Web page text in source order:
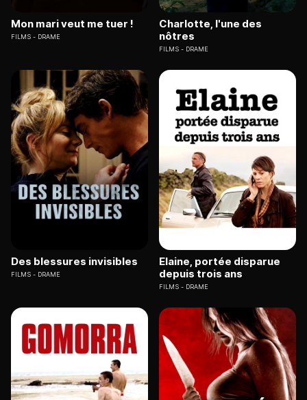
Mon mari veut me tuer !
FILMS DRAME
Charlotte, l'une des
nôtres
FILMS DRAME
Des blessures invisibles
FILMS DRAME
Elaine, portée disparue
depuis trois ans
FILMS DRAME